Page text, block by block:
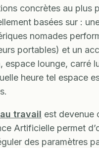
concrètes au plus
basées sur :
nomades
portables) et un
espace lounge, carré
heure tel espace
travail est devenue
Artificielle permet
des paramètres